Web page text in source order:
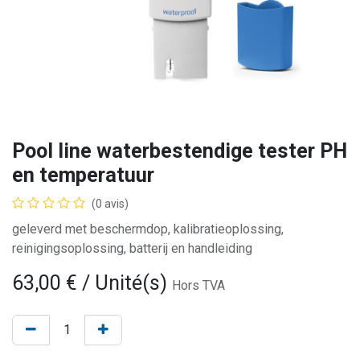
Pool line waterbestendige tester PH
en temperatuur
(0 avis)
geleverd met beschermdop, kalibratieoplossing,
reinigingsoplossing, batterij en handleiding
63,00 € / Unité(s) Hors TVA